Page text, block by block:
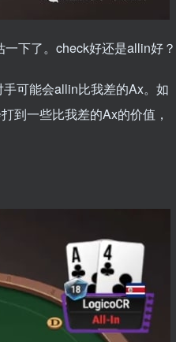
下了。check好还是allin好？
可能会allin比我差的Ax。如
到一些比我差的Ax的价值，